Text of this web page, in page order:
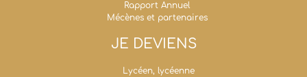
Rapport Annuel
Mécènes et partenaires
JE DEVIENS
Lycéen, lycéenne